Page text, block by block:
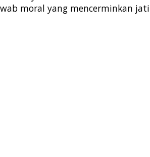
moral yang mencerminkan jati